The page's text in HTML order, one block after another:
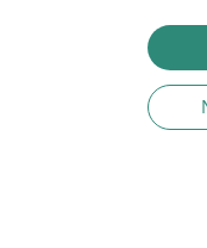
Słowo